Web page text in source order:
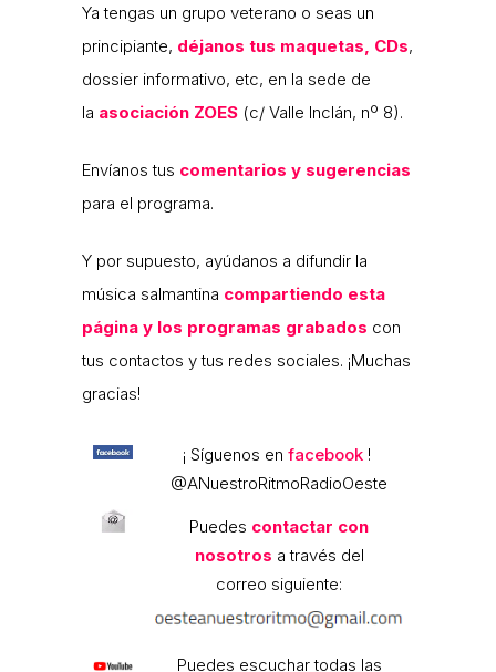
Ya tengas un grupo veterano o seas un
principiante, déjanos tus maquetas, CDs,
dossier informativo, etc, en la sede de
la asociación ZOES (c/ Valle Inclán, nº 8).
Envíanos tus comentarios y sugerencias
para el programa.
Y por supuesto, ayúdanos a difundir la
música salmantina compartiendo esta
página y los programas grabados con
tus contactos y tus redes sociales. ¡Muchas
gracias!
¡ Síguenos en facebook !
@ANuestroRitmoRadioOeste
Puedes contactar con
nosotros a través del
correo siguiente:
Puedes escuchar todas las